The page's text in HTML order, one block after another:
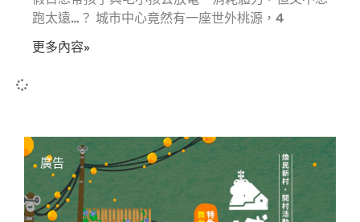
跑太遠…？ 城市中心竟然有一座世外桃源，4
更多內容»
廣告